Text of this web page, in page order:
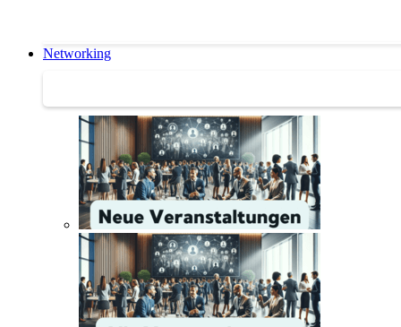
Networking